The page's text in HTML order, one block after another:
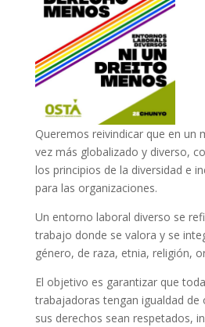
Queremos reivindicar que en un
vez más globalizado y diverso,
los principios de la diversidad e
para las organizaciones.
Un entorno laboral diverso se
trabajo donde se valora y se
género, de raza, etnia, religión,
El objetivo es garantizar que
trabajadoras tengan igualdad de
sus derechos sean respetados,